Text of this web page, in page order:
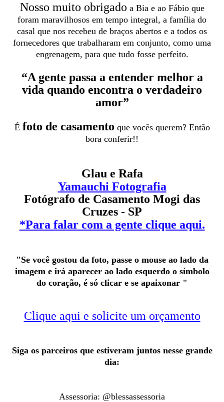
Nosso muito obrigado a Bia e ao Fábio que
foram maravilhosos em tempo integral, a família do
casal que nos recebeu de braços abertos e a todos os
fornecedores que trabalharam em conjunto, como uma
engrenagem, para que tudo fosse perfeito.
“A gente passa a entender melhor a
vida quando encontra o verdadeiro
amor”
É foto de casamento que vocês querem? Então
bora conferir!!
Glau e Rafa
Yamauchi Fotografia
Fotógrafo de Casamento Mogi das
Cruzes - SP
*Para falar com a gente clique aqui.
"Se você gostou da foto, passe o mouse ao lado da
imagem e irá aparecer ao lado esquerdo o símbolo
do coração, é só clicar e se apaixonar "
Clique aqui e solicite um orçamento
Siga os parceiros que estiveram juntos nesse grande
dia:
Assessoria: @blessassessoria